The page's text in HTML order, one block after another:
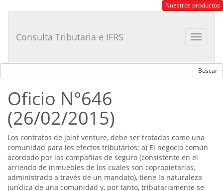
Tributario
Nuestros productos
Toggle
Consulta Tributaria e IFRS
Oficio N°646
(26/02/2015)
Los contratos de joint venture, debe ser tratados como una
comunidad para los efectos tributarios; a) El negocio común
acordado por las compañías de seguro (consistente en el
arriendo de inmuebles de los cuales son copropietarias,
administrado a través de un mandato), tiene la naturaleza
jurídica de una comunidad y, por tanto, tributariamente se